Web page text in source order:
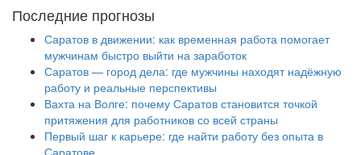
Последние прогнозы
Саратов в движении: как временная работа помогает
мужчинам быстро выйти на заработок
Саратов — город дела: где мужчины находят надёжную
работу и реальные перспективы
Вахта на Волге: почему Саратов становится точкой
притяжения для работников со всей страны
Первый шаг к карьере: где найти работу без опыта в
Саратове